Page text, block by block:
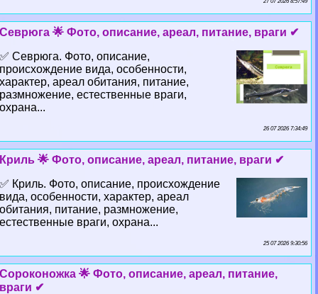
Севрюга 🌟 Фото, описание, ареал, питание, враги ✔
✅ Севрюга. Фото, описание,
происхождение вида, особенности,
хаpaктер, ареал обитания, питание,
размножение, естественные враги,
охрана...
26 07 2026 7:34:49
Криль 🌟 Фото, описание, ареал, питание, враги ✔
✅ Криль. Фото, описание, происхождение
вида, особенности, хаpaктер, ареал
обитания, питание, размножение,
естественные враги, охрана...
25 07 2026 9:30:56
Сороконожка 🌟 Фото, описание, ареал, питание,
враги ✔